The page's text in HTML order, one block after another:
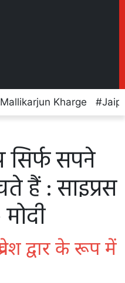
Mallikarjun Kharge
सिर्फ सपने
हैं : साइप्रस
द्वार के रूप में